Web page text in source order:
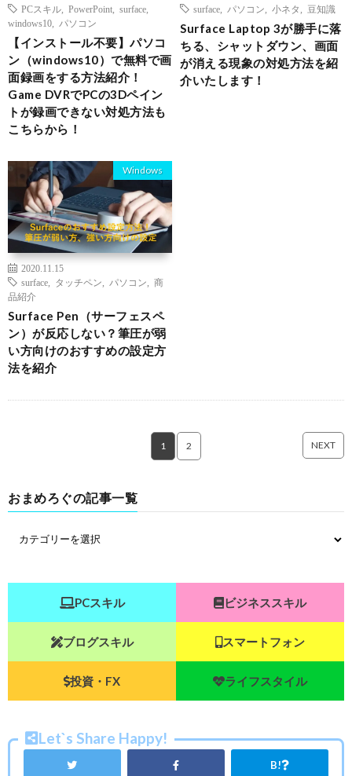
PCスキル
PowerPoint surface
windows10
パソコン
【インストール不要】パソコ
ン（windows10）で無料で画
面録画をする方法紹介！
Game DVRでPCの3Dペイン
トが録画できない対処方法も
こちらから！
surface
パソコン 小ネタ 豆知識
Surface Laptop 3が勝手に落
ちる、シャットダウン、画面
が消える現象の対処方法を紹
介いたします！
Windows
2020.11.15
surface
タッチペン パソコン
商
品紹介
Surface Pen（サーフェスペ
ン）が反応しない？筆圧が弱
い方向けのおすすめの設定方
法を紹介
1 2 NEXT
おまめろぐの記事一覧
PCスキル ビジネススキル
ブログスキル スマートフォン
投資・FX ライフスタイル
Let`s Share Happy!
B!